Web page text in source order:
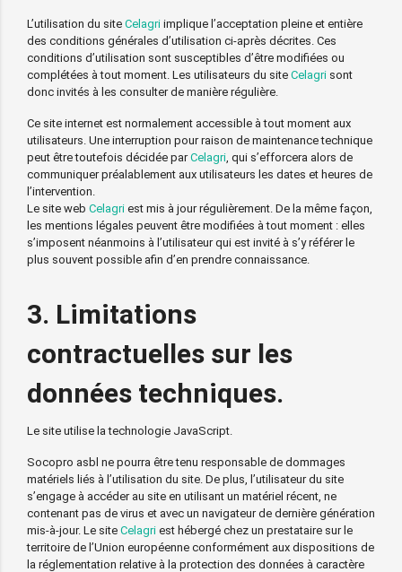
L’utilisation du site Celagri implique l’acceptation pleine et entière
des conditions générales d’utilisation ci-après décrites. Ces
conditions d’utilisation sont susceptibles d’être modifiées ou
complétées à tout moment. Les utilisateurs du site Celagri sont
donc invités à les consulter de manière régulière.
Ce site internet est normalement accessible à tout moment aux
utilisateurs. Une interruption pour raison de maintenance technique
peut être toutefois décidée parCelagri , qui s’efforcera alors de
communiquer préalablement aux utilisateurs les dates et heures de
l’intervention.
Le site web Celagri est mis à jour régulièrement. De la même façon,
les mentions légales peuvent être modifiées à tout moment : elles
s’imposent néanmoins à l’utilisateur qui est invité à s’y référer le
plus souvent possible afin d’en prendre connaissance.
3. Limitations
contractuelles sur les
données techniques.
Le site utilise la technologie JavaScript.
Socopro asbl ne pourra être tenu responsable de dommages
matériels liés à l’utilisation du site. De plus, l’utilisateur du site
s’engage à accéder au site en utilisant un matériel récent, ne
contenant pas de virus et avec un navigateur de dernière génération
mis-à-jour. Le site Celagri est hébergé chez un prestataire sur le
territoire de l’Union européenne conformément aux dispositions de
la réglementation relative à la protection des données à caractère